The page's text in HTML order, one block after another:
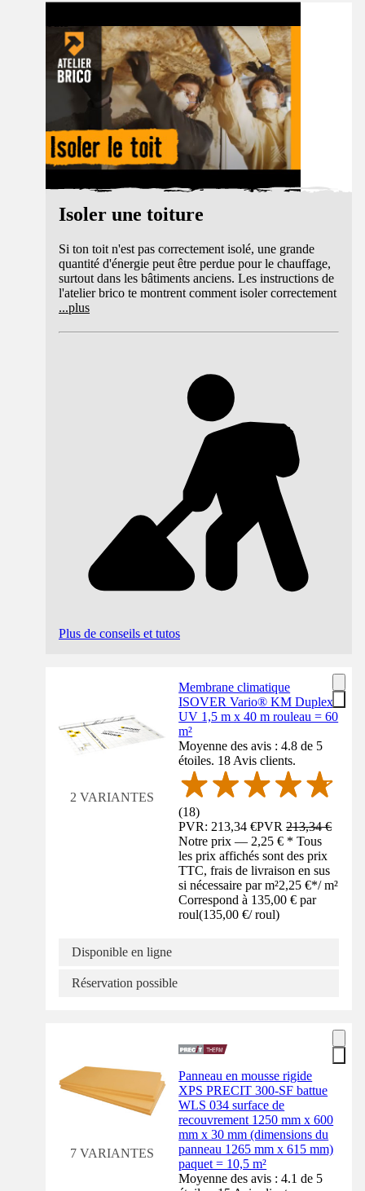
Isoler une toiture
Si ton toit n'est pas correctement isolé, une grande
quantité d'énergie peut être perdue pour le chauffage,
surtout dans les bâtiments anciens. Les instructions de
l'atelier brico te montrent comment isoler correctement
...plus
Plus de conseils et tutos
2 VARIANTES
Membrane climatique
ISOVER Vario® KM Duplex
UV 1,5 m x 40 m rouleau = 60
m²
Moyenne des avis : 4.8 de 5
étoiles. 18 Avis clients.
(18)
PVR: 213,34 €PVR213,34 €
Notre prix — 2,25 € * Tous
les prix affichés sont des prix
TTC, frais de livraison en sus
si nécessaire par m²2,25 €*/ m²
Correspond à 135,00 € par
roul(135,00 €/ roul)
Disponible en ligne
Réservation possible
7 VARIANTES
Panneau en mousse rigide
XPS PRECIT 300-SF battue
WLS 034 surface de
recouvrement 1250 mm x 600
mm x 30 mm (dimensions du
panneau 1265 mm x 615 mm)
paquet = 10,5 m²
Moyenne des avis : 4.1 de 5